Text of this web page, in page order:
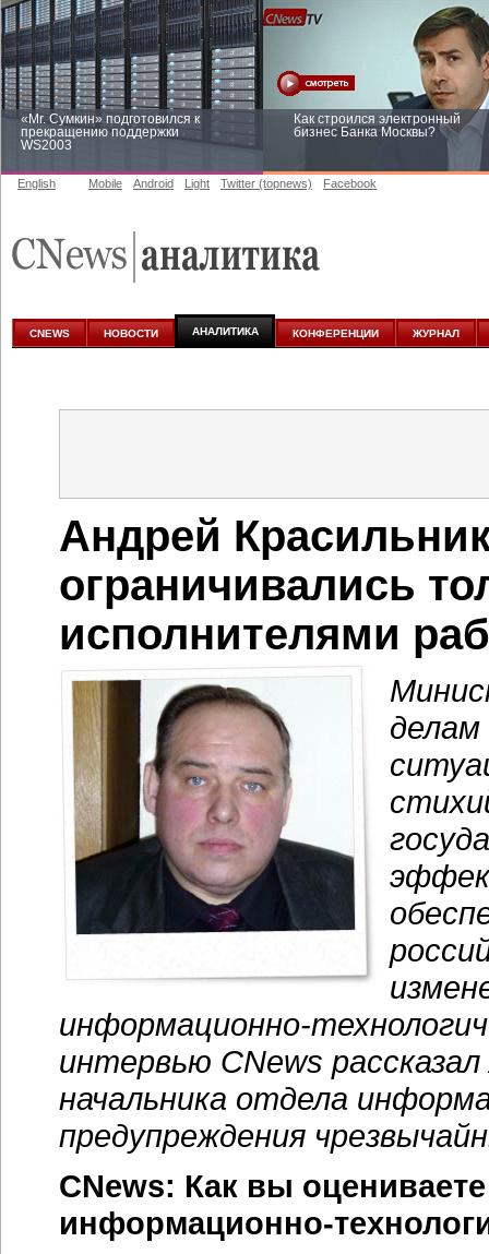
«Mr. Сумкин» подготовился к
прекращению поддержки
WS2003
Как строился электронный
бизнес Банка Москвы?
аналитике
English Mobile Android Light Twitter (topnews) Facebook
CNEWS НОВОСТИ АНАЛИТИКА КОНФЕРЕНЦИИ ЖУРНАЛ
Андрей
ограничивались
исполнителями
делам
информационно-
интервью CNews
начальника отдела
предупреждения
CNews: Как вы
информационно-